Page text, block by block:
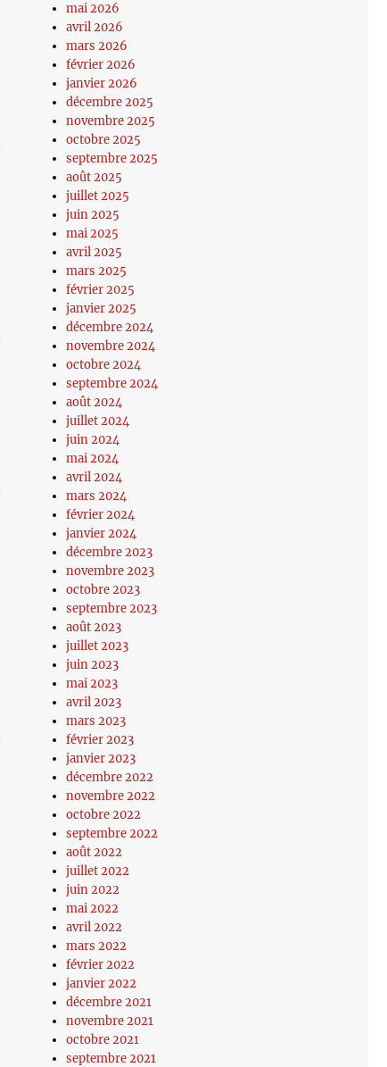
mai 2026
avril 2026
mars 2026
février 2026
janvier 2026
décembre 2025
novembre 2025
octobre 2025
septembre 2025
août 2025
juillet 2025
juin 2025
mai 2025
avril 2025
mars 2025
février 2025
janvier 2025
décembre 2024
novembre 2024
octobre 2024
septembre 2024
août 2024
juillet 2024
juin 2024
mai 2024
avril 2024
mars 2024
février 2024
janvier 2024
décembre 2023
novembre 2023
octobre 2023
septembre 2023
août 2023
juillet 2023
juin 2023
mai 2023
avril 2023
mars 2023
février 2023
janvier 2023
décembre 2022
novembre 2022
octobre 2022
septembre 2022
août 2022
juillet 2022
juin 2022
mai 2022
avril 2022
mars 2022
février 2022
janvier 2022
décembre 2021
novembre 2021
octobre 2021
septembre 2021